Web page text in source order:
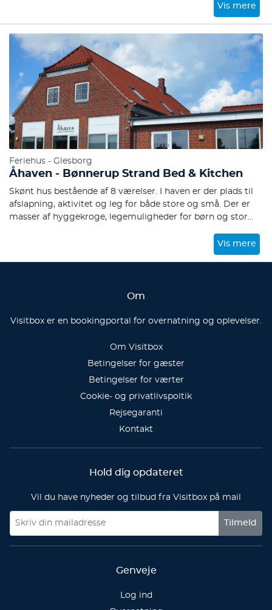
Vis mere
Feriehus - Glesborg
Åhaven - Bønnerup Strand Bed & Kitchen
Skønt hus bestående af 8 værelser. I haven er der plads til
afslapning, aktivitet og leg for både store og små. Der er
masser af hyggekroge, legemuligheder for børn og stor
Vis mere
Om
Visitbox er en bookingportal for overnatning og oplevelser.
Om Visitbox
Betingelser for gæster
Betingelser for værter
Cookie- og privatlivspoltik
Rejsegaranti
Kontakt
Hold dig opdateret
Vil du have nyheder og tilbud fra Visitbox på mail
Tilmeld
Genveje
Log ind